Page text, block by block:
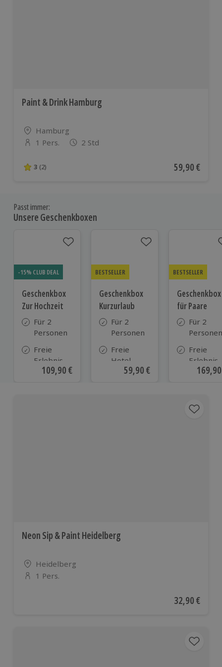
Paint & Drink Hamburg
Standort
Hamburg
Anzahl der Teilnehmer
1 Pers. 2 Std
3 von 5 Sternen basierend auf 2 Bewertungen
3 (2) Aktueller
59,90 €
Passt immer:
Unsere Geschenkboxen
-15% CLUB DEAL
Geschenkbox
Zur Hochzeit
Für 2
Personen
Freie
Erlebnis-
Auswahl
Aktueller Preis
109,90 €
BESTSELLER
Geschenkbox
Kurzurlaub
Für 2
Personen
Freie
Hotel-
Auswahl
Aktueller Preis
59,90 €
BESTSELLER
Geschenkbox
für Paare
Für 2
Personen
Freie
Erlebnis-
Auswahl
Neon Sip & Paint Heidelberg
Standort
Heidelberg
Anzahl der Teilnehmer
1 Pers.
Aktueller
32,90 €